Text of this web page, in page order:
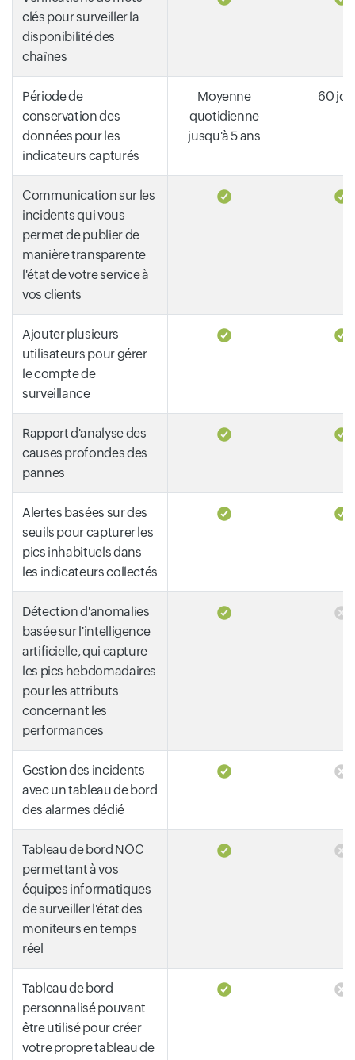
clés pour surveiller la
disponibilité des
chaînes
Période de
conservation des
données pour les
indicateurs capturés
Moyenne
quotidienne
jusqu'à 5 ans
60
Communication sur les
incidents qui vous
permet de publier de
manière transparente
l'état de votre service à
vos clients
Ajouter plusieurs
utilisateurs pour gérer
le compte de
surveillance
Rapport d'analyse des
causes profondes des
pannes
Alertes basées sur des
seuils pour capturer les
pics inhabituels dans
les indicateurs collectés
Détection d'anomalies
basée sur l'intelligence
artificielle, qui capture
les pics hebdomadaires
pour les attributs
concernant les
performances
Gestion des incidents
avec un tableau de bord
des alarmes dédié
Tableau de bord NOC
permettant à vos
équipes informatiques
de surveiller l'état des
moniteurs en temps
réel
Tableau de bord
personnalisé pouvant
être utilisé pour créer
votre propre tableau de